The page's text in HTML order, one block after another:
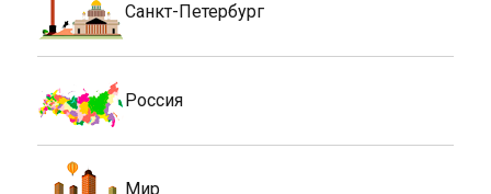
Санкт-Петербург
Россия
Мир